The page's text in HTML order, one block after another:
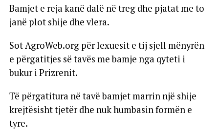
Bamjet e reja kanë dalë në treg dhe pjatat me to
janë plot shije dhe vlera.
Sot AgroWeb.org për lexuesit e tij sjell mënyrën
e përgatitjes së tavës me bamje nga qyteti i
bukur i Prizrenit.
Të përgatitura në tavë bamjet marrin një shije
krejtësisht tjetër dhe nuk humbasin formën e
tyre.